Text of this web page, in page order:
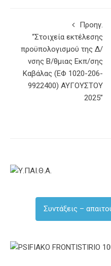
Προηγ.
“Στοιχεία εκτέλεσης
προϋπολογισμού της Δ/
νσης Β/θμιας Εκπ/σης
Καβάλας (ΕΦ 1020-206-
9922400) ΑΥΓΟΥΣΤΟΥ
2025”
Συντάξεις –